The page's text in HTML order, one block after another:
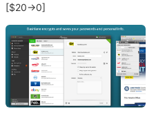
[$20→0]